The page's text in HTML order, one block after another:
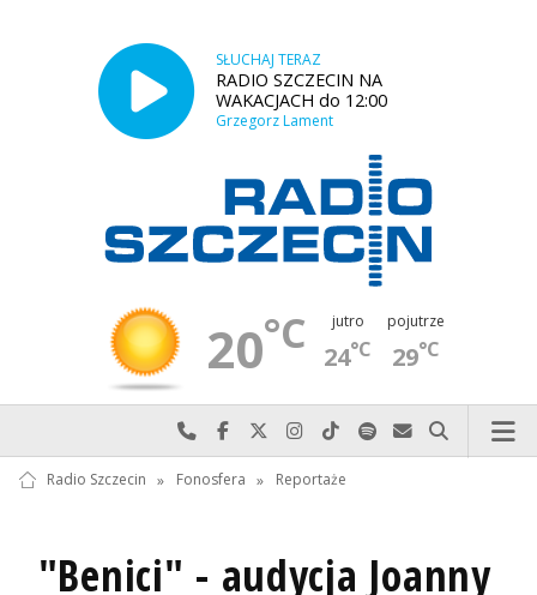
SŁUCHAJ TERAZ
RADIO SZCZECIN NA
WAKACJACH do 12:00
Grzegorz Lament
20°C jutro
24°C
pojutrze
29°C
Najlepiej po prostu do nas zadzwoń
Odwiedź nas na Facebook-u
Odwiedź nas na X
Odwiedź nas na Instagram-ie
Odwiedź nas na TikTok-u
Szukaj nas na Spotify
Wyślij do nas
Szukaj
Radio Szczecin » Fonosfera » Reportaże
"Benici" - audycja Joanny